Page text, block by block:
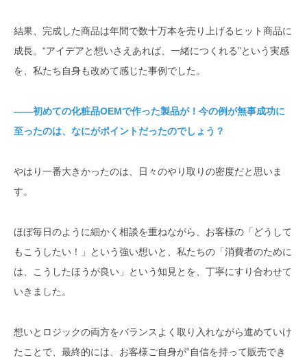
結果、完成した商品は年間で数十万本を売り上げるヒット商品に
成長。“アイデアと想いさえあれば、一緒につくれる”という実感
を、私たち自身も改めて感じた事例でした。
――初めての化粧品OEMで作った製品が！今の例が無事成功に
至ったのは、なにがポイントだったのでしょう？
やはり一番大きかったのは、日々のやり取りの密度だと思いま
す。
ほぼ毎日のように細かく相談を重ねながら、お客様の「どうして
もこうしたい！」という強い想いと、私たちの「消費者のために
は、こうしたほうが良い」という知見とを、丁寧にすり合わせて
いきました。
想いとロジックの両方をバランスよく取り入れながら進めていけ
たことで、最終的には、お客様ご自身が“自信を持って販売でき